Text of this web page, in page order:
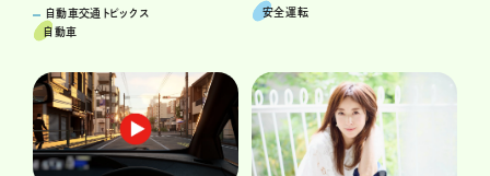
自動車交通トピックス
自動車
安全運転